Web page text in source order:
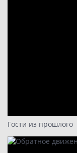
Гости из прошлого